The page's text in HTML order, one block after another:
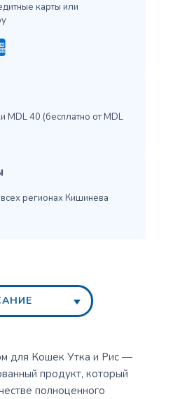
карты или
MDL 40 (бесплатно от MDL
регионах Кишинева
для Кошек Утка и Рис —
продукт, который
полноценного